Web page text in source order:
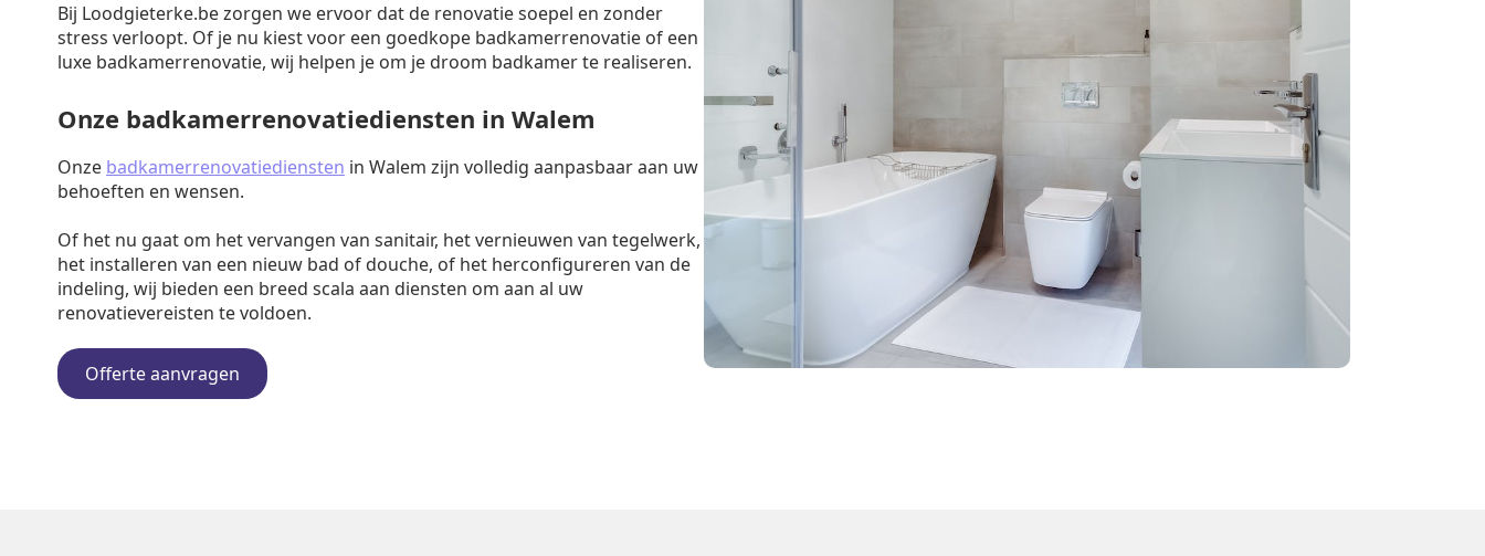
Bij Loodgieterke.be zorgen we ervoor dat de renovatie soepel en zonder
stress verloopt. Of je nu kiest voor een goedkope badkamerrenovatie of een
luxe badkamerrenovatie, wij helpen je om je droom badkamer te realiseren.
Onze badkamerrenovatiediensten in Walem
Onze badkamerrenovatiediensten in Walem zijn volledig aanpasbaar aan uw
behoeften en wensen.
Of het nu gaat om het vervangen van sanitair, het vernieuwen van tegelwerk,
het installeren van een nieuw bad of douche, of het herconfigureren van de
indeling, wij bieden een breed scala aan diensten om aan al uw
renovatievereisten te voldoen.
Offerte aanvragen